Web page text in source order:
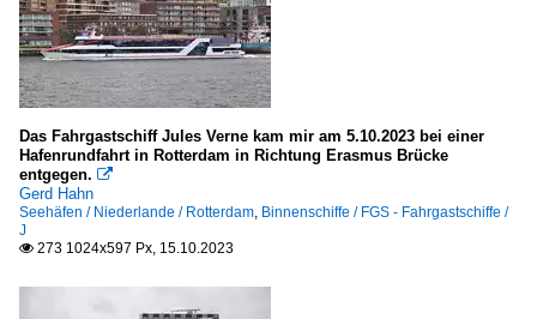
Das Fahrgastschiff Jules Verne kam mir am 5.10.2023 bei einer
Hafenrundfahrt in Rotterdam in Richtung Erasmus Brücke
entgegen. 
Gerd Hahn
Seehäfen / Niederlande / Rotterdam, Binnenschiffe / FGS - Fahrgastschiffe /
J
 273 1024x597 Px, 15.10.2023